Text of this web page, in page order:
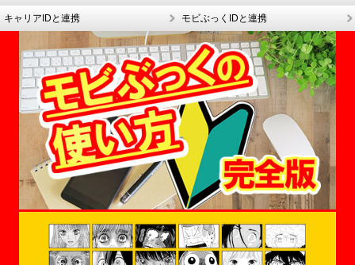
キャリアIDと連携 モビぶっくIDと連携